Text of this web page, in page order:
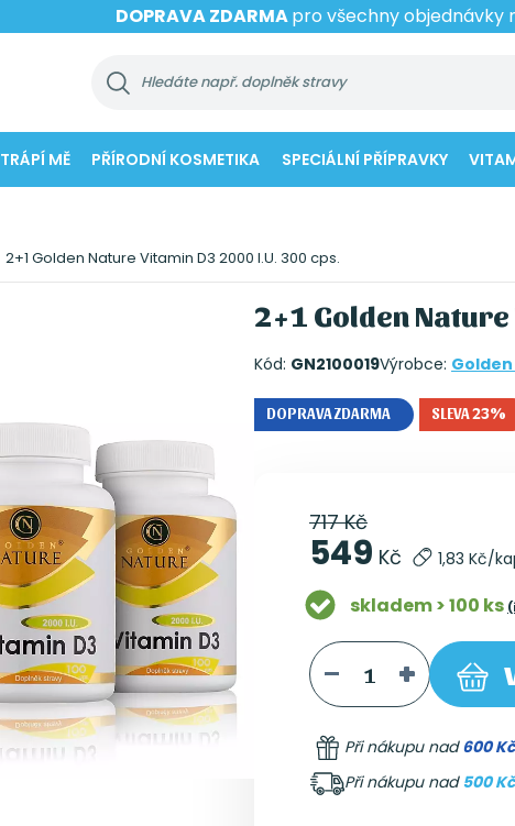
DOPRAVA ZDARMApro všechny objednávky
TRÁPÍ MĚ PŘÍRODNÍ KOSMETIKA SPECIÁLNÍ PŘÍPRAVKY
2+1 Golden Nature Vitamin D3 2000 I.U. 300 cps.
2+1 Golden
Kód: GN2100019Výrobce:
DOPRAVA ZDARMA SLEVA 23%
717 Kč
549 Kč 1,83 Kč/
skladem > 100 ks
Při nákupu nad600
Při nákupu nad 500